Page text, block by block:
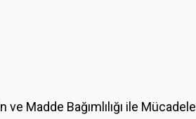
Madde Bağımlılığı ile Mücadele